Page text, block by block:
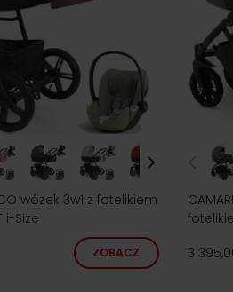
wózek 3w1 z fotelikiem
i-Size
ZOBACZ
3